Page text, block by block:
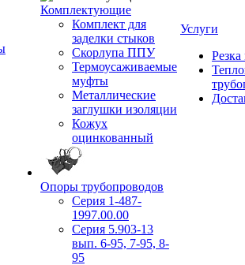
Комплектующие
Комплект для
заделки стыков
Скорлупа ППУ
Термоусаживаемые
муфты
Металлические
заглушки изоляции
Кожух
оцинкованный
Опоры трубопроводов
Серия 1-487-
1997.00.00
Серия 5.903-13
вып. 6-95, 7-95, 8-
95
Услуги
Резка